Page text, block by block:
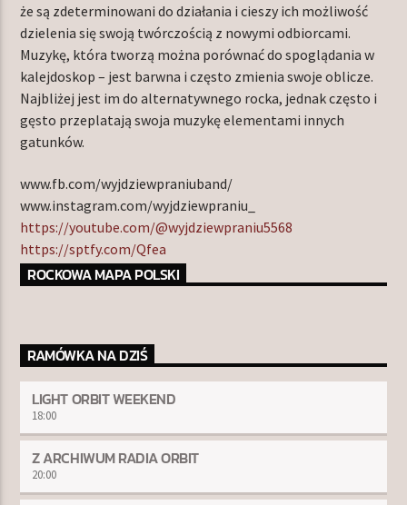
że są zdeterminowani do działania i cieszy ich możliwość
dzielenia się swoją twórczością z nowymi odbiorcami.
Muzykę, która tworzą można porównać do spoglądania w
kalejdoskop – jest barwna i często zmienia swoje oblicze.
Najbliżej jest im do alternatywnego rocka, jednak często i
gęsto przeplatają swoja muzykę elementami innych
gatunków.
www.fb.com/wyjdziewpraniuband/
www.instagram.com/wyjdziewpraniu_
https://youtube.com/@wyjdziewpraniu5568
https://sptfy.com/Qfea
ROCKOWA MAPA POLSKI
RAMÓWKA NA DZIŚ
LIGHT ORBIT WEEKEND
18:00
Z ARCHIWUM RADIA ORBIT
20:00